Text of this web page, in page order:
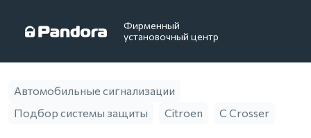
Фирменный
установочный центр
Автомобильные сигнализации
Подбор системы защиты
Citroen C Crosser